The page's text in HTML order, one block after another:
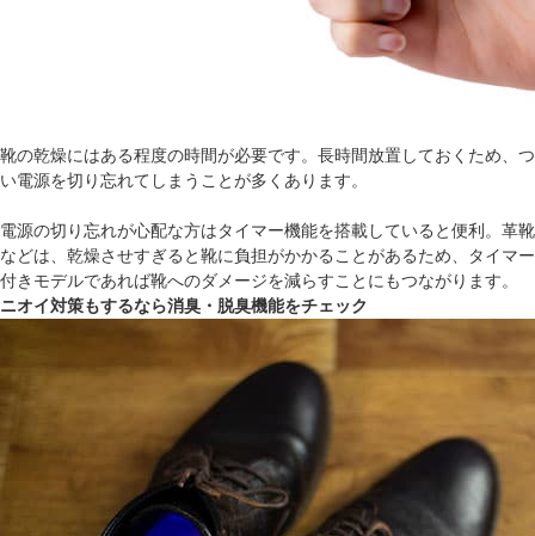
靴の乾燥にはある程度の時間が必要です。長時間放置しておくため、つ
い電源を切り忘れてしまうことが多くあります。
電源の切り忘れが心配な方はタイマー機能を搭載していると便利。革靴
などは、乾燥させすぎると靴に負担がかかることがあるため、タイマー
付きモデルであれば靴へのダメージを減らすことにもつながります。
ニオイ対策もするなら消臭・脱臭機能をチェック